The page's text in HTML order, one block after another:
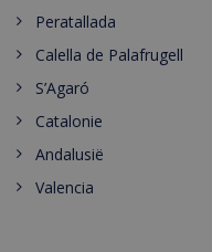
Peratallada
Calella de Palafrugell
S’Agaró
Catalonie
Andalusië
Valencia